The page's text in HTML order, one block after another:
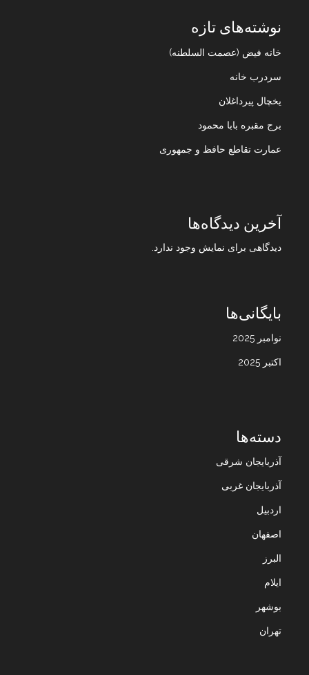
نوشته‌های تازه
خانه فیض (عصمت السلطنه)
سردرب خانه
یخچال پیرداغلان
برج مقبره بابا محمود
عمارت تقاطع حافظ و جمهوری
آخرین دیدگاه‌ها
دیدگاهی برای نمایش وجود ندارد.
بایگانی‌ها
نوامبر 2025
اکتبر 2025
دسته‌ها
آذربایجان شرقی
آذربایجان غربی
اردبیل
اصفهان
البرز
ایلام
بوشهر
تهران